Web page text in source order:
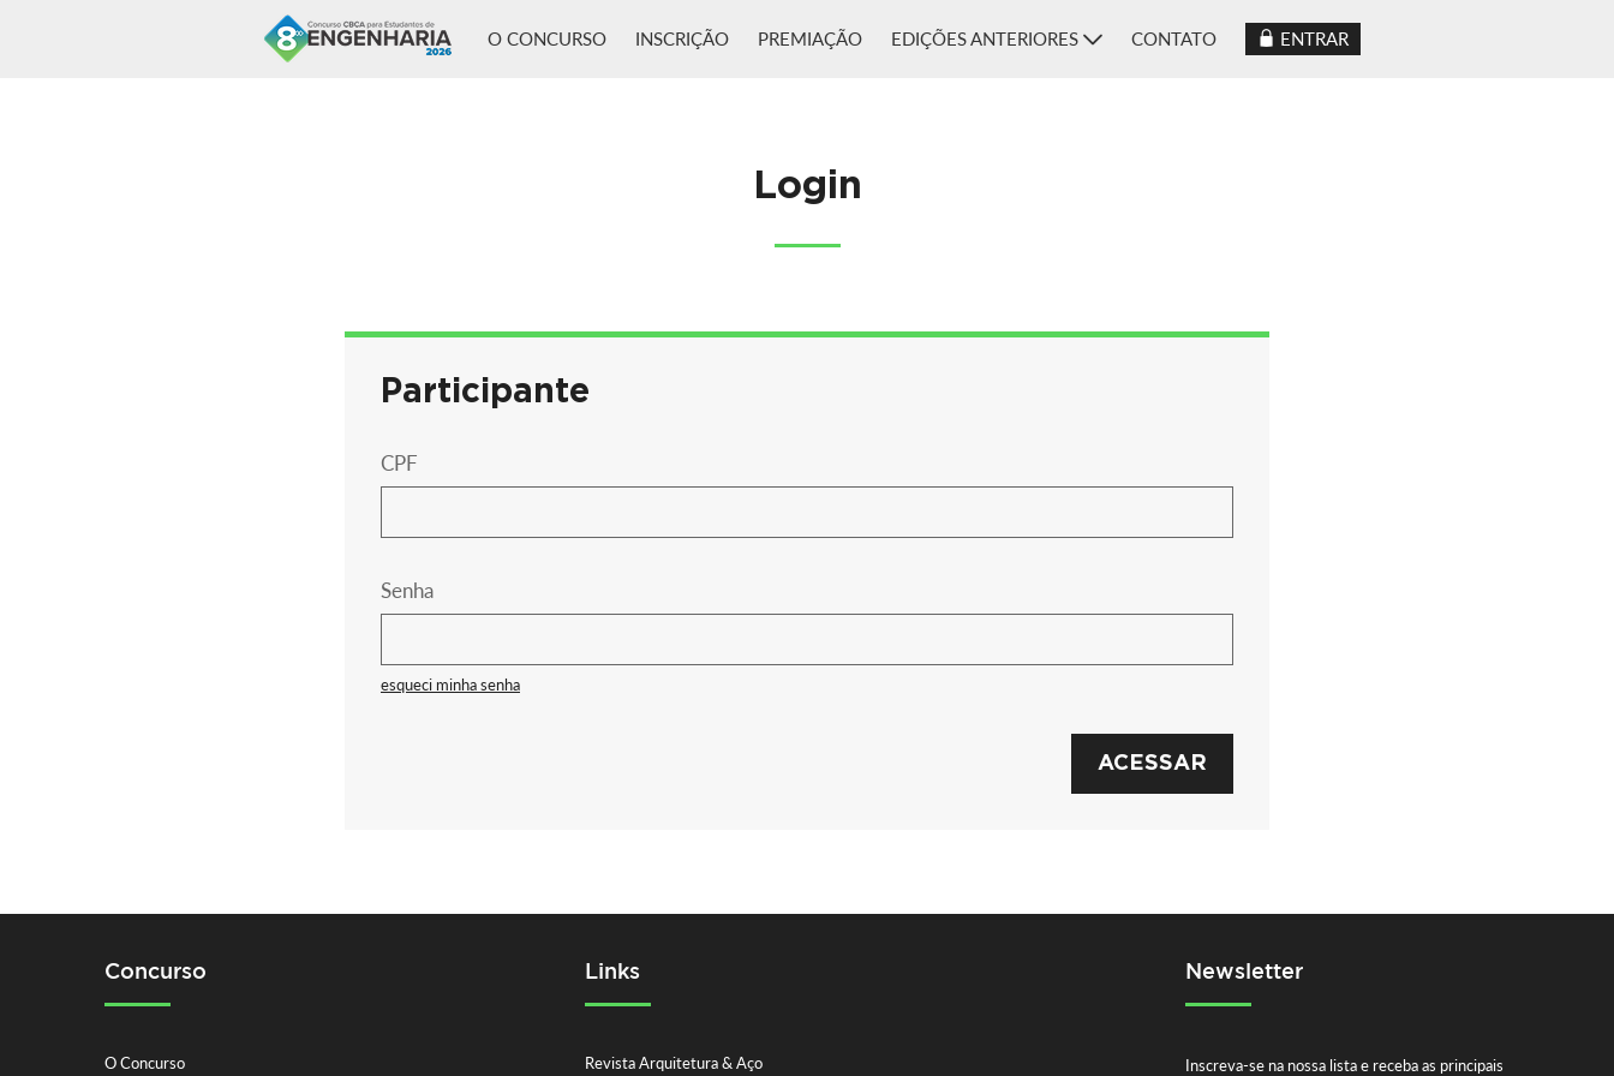
O CONCURSO INSCRIÇÃO PREMIAÇÃO EDIÇÕES ANTERIORES CONTATO ENTRAR
Login
Participante
CPF
Senha
esqueci minha senha
ACESSAR
Concurso
O Concurso
Links
Revista Arquitetura & Aço
Newsletter
Inscreva-se na nossa lista e receba as principais